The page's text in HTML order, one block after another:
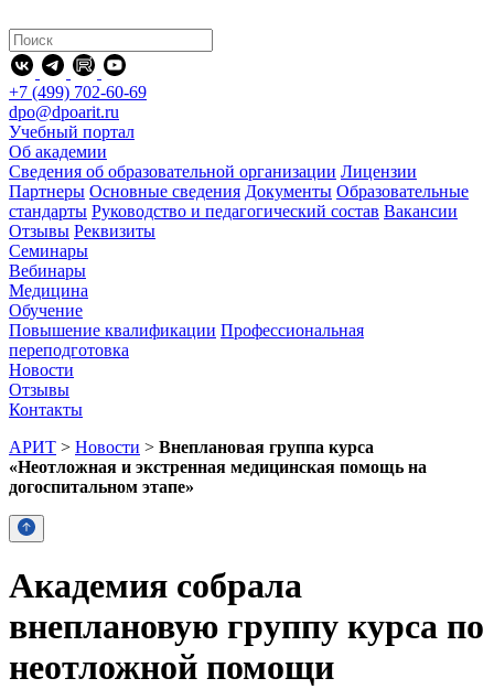
+7 (499) 702-60-69
dpo@dpoarit.ru
Учебный портал
Об академии
Сведения об образовательной организации Лицензии
Партнеры Основные сведения Документы Образовательные
стандарты Руководство и педагогический состав Вакансии
Отзывы Реквизиты
Семинары
Вебинары
Медицина
Обучение
Повышение квалификации Профессиональная
переподготовка
Новости
Отзывы
Контакты
АРИТ > Новости > Внеплановая группа курса
«Неотложная и экстренная медицинская помощь на
догоспитальном этапе»
Академия собрала
внеплановую группу курса по
неотложной помощи